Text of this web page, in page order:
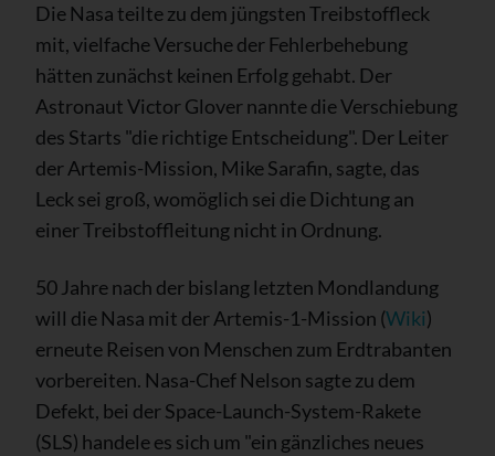
Die Nasa teilte zu dem jüngsten Treibstoffleck
mit, vielfache Versuche der Fehlerbehebung
hätten zunächst keinen Erfolg gehabt. Der
Astronaut Victor Glover nannte die Verschiebung
des Starts "die richtige Entscheidung". Der Leiter
der Artemis-Mission, Mike Sarafin, sagte, das
Leck sei groß, womöglich sei die Dichtung an
einer Treibstoffleitung nicht in Ordnung.
50 Jahre nach der bislang letzten Mondlandung
will die Nasa mit der Artemis-1-Mission (Wiki)
erneute Reisen von Menschen zum Erdtrabanten
vorbereiten. Nasa-Chef Nelson sagte zu dem
Defekt, bei der Space-Launch-System-Rakete
(SLS) handele es sich um "ein gänzliches neues